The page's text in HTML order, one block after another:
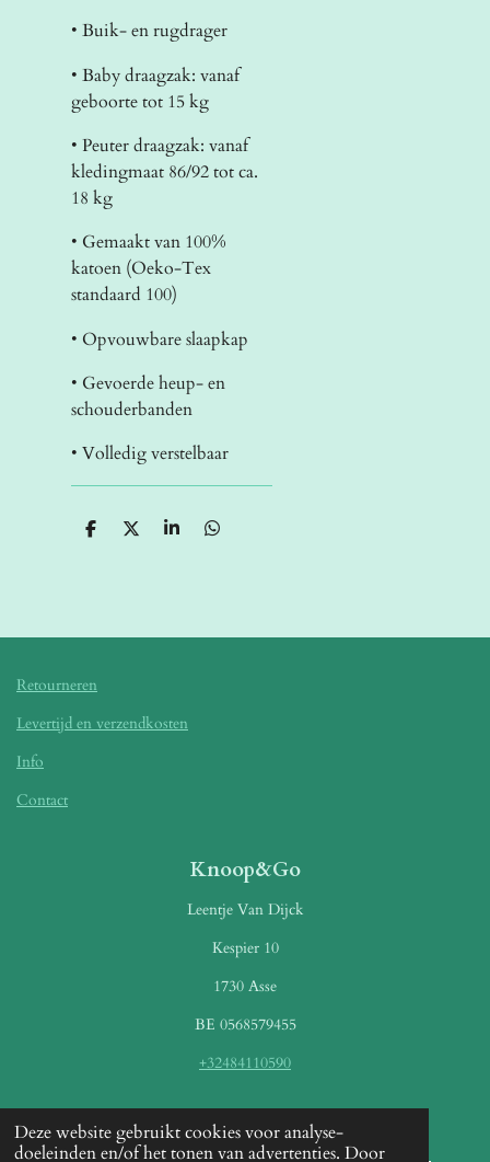
Deze website gebruikt cookies voor analyse-
doeleinden en/of het tonen van advertenties. Door
• Buik- en rugdrager
• Baby draagzak: vanaf
geboorte tot 15 kg
• Peuter draagzak: vanaf
kledingmaat 86/92 tot ca.
18 kg
• Gemaakt van 100%
katoen (Oeko-Tex
standaard 100)
• Opvouwbare slaapkap
• Gevoerde heup- en
schouderbanden
• Volledig verstelbaar
D
D
S
D
Retourneren
Levertijd en verzendkosten
Info
Contact
Knoop&Go
Leentje Van Dijck
Kespier 10
1730 Asse
BE 0568579455
+32484110590
Betaalmethoden